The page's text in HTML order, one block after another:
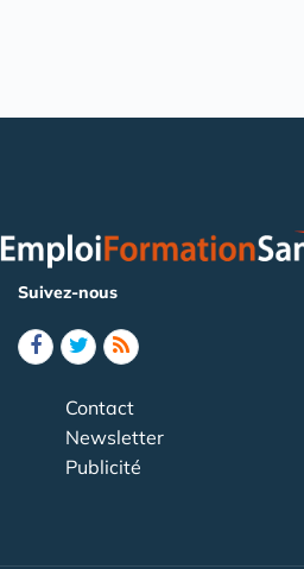
Suivez-nous
Contact
Newsletter
Publicité